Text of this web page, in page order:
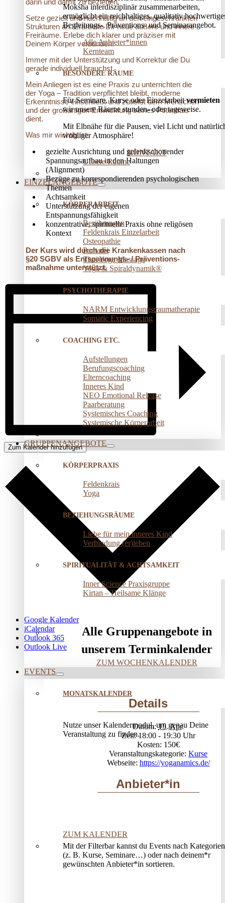
Moksha interdisziplinär zusammenarbeiten,
ermöglicht ein reichhaltiges, qualitativ
Begleitungs-, Präventions­- und Seminarangebot.
Alle Anbieter*innen
Kernteam
BESONDERE RÄUME
Für Seminare, Kurse oder Einzelarbeitvermieten
wir unsere Räume stunden- oder tageweise.
Mit Elbnähe für die Pausen, viel Licht und
wohliger Atmosphäre!
KONTAKT
Unsere Räume
EINZELANGEBOTE
KÖRPERARBEIT
Berührungen
Feldenkrais Einzelarbeit
Osteopathie
Pantarei
Thai Yoga Massage
Yoga & Spiraldynamik®
PSYCHOTHERAPIE
NARM Entwicklungstraumatherapie
Somatic Experiencing
COACHING ETC.
Aufstellungen
Berufungscoaching
Elterncoaching
Inneres Kind
NEO Emotional Release
Paarberatung
Systemisches Coaching
Systemische Körperarbeit
GRUPPENANGEBOTE
KÖRPERPRAXIS
Feldenkrais
Yoga
BEZIEHUNGSRÄUME
Liebe für mein inneres Kind
Verbindung (er)leben
SPIRITUALITÄT & ACHTSAMKEIT
Inner Science Praxisgruppe
Kirtan – Heilsame Klänge
Alle Gruppenangebote in
unserem Terminkalender
ZUM WOCHENKALENDER
EVENTS
MONATSKALENDER
Nutze unser Kalendermodul, um genau Deine
Veranstaltung zu finden.
ZUM KALENDER
Mit der Filterbar kannst du Events nach Kategorien
(z. B. Kurse, Seminare…) oder nach deinem*r
gewünschten Anbieter*in sortieren.
darin und damit zu beziehen.
Setze gezielt und nachhaltig an den eingeschränkten
Strukturen an. Erarbeite Dir neue äußere und innere
Freiräume. Erlebe dich klarer und präziser mit
Deinem Körper verbunden!
Immer mit der Unterstützung und Korrektur die Du
gerade individuell brauchst.
Mein Anliegen ist es eine Praxis zu unterrichten die
der Yoga – Tradition verpflichtet bleibt, moderne
Erkenntnisse einschließt und zutiefst dem Menschen
und der großartigen Entwicklung seines Potentials
dient.
Was mir wichtig ist:
gezielte Ausrichtung und gelenkschonender
Spannungsaufbau in den Haltungen
(Alignment)
Bezüge zu korrespondierenden psychologischen
Themen
Achtsamkeit
Unterstützung der eigenen
Entspannungsfähigkeit
konzentrative, spirituelle Praxis ohne religösen
Kontext
Der Kurs wird durch die Krankenkassen nach
§20 SGBV als Entspannungs- / Präventions­
maßnahme unterstützt.
Zum Kalender hinzufügen
Google Kalender
iCalendar
Outlook 365
Outlook Live
Details
Datum: 15. Apr.
Zeit: 18:00 - 19:30
Kosten: 150€
Veranstaltungskategorie: Kurse
Webseite: https://yoganamics.de/
Anbieter*in